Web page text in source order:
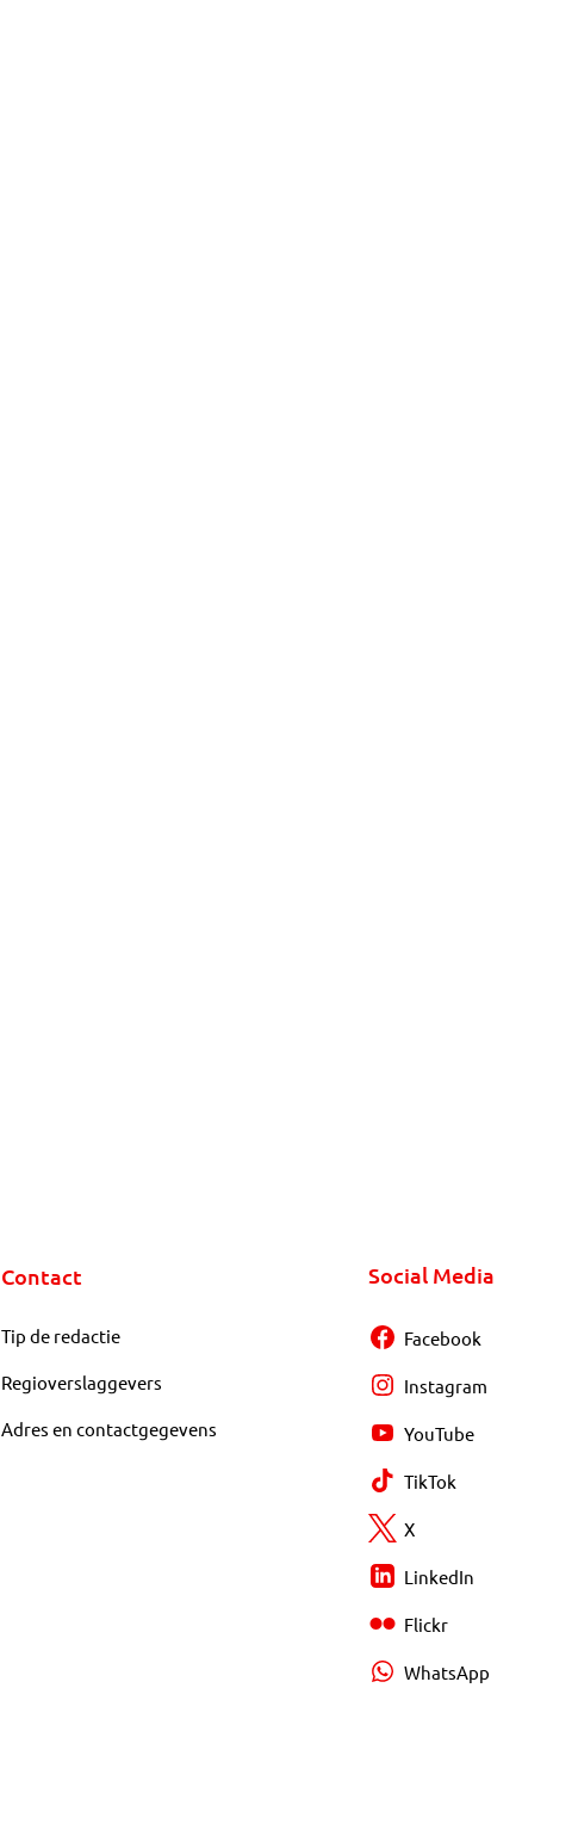
Contact
Tip de redactie
Regioverslaggevers
Adres en contactgegevens
Social Media
Facebook
Instagram
YouTube
TikTok
X
LinkedIn
Flickr
WhatsApp